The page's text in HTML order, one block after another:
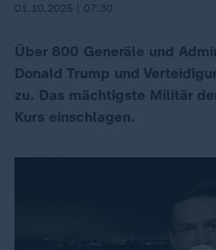
01.10.2025 | 07:30
Über 800 Generäle und
Donald Trump und
zu. Das mächtigste Militär
Kurs einschlagen.